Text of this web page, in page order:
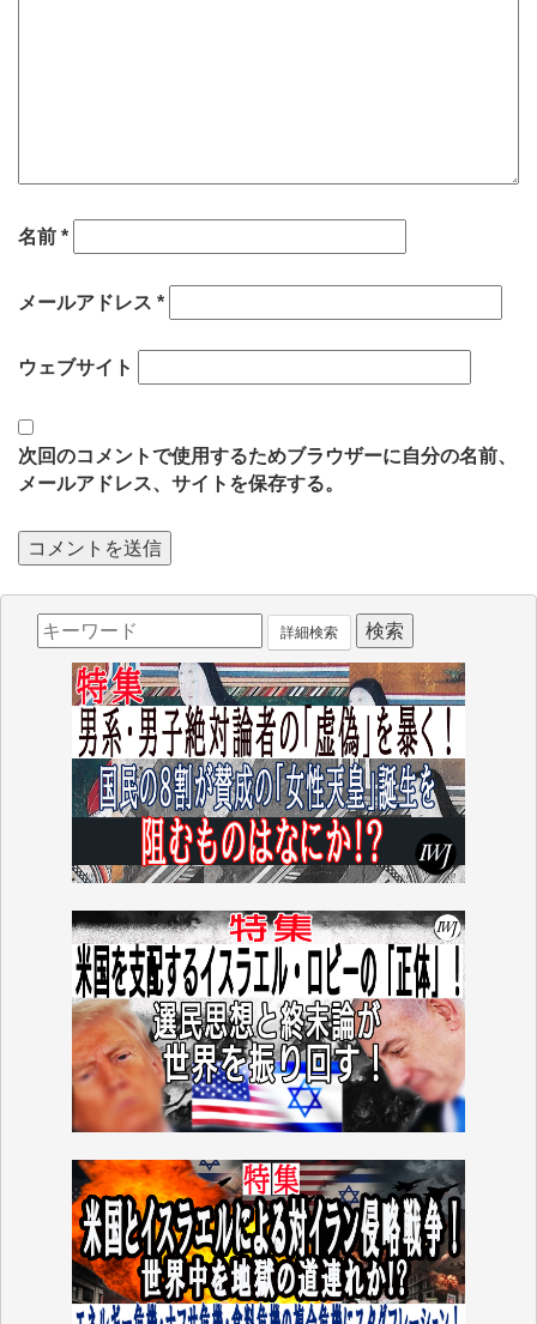
名前 *
メールアドレス *
ウェブサイト
次回のコメントで使用するためブラウザーに自分の名前、
メールアドレス、サイトを保存する。
詳細検索